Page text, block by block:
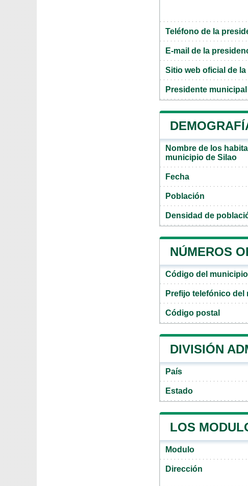
Teléfono de la
E-mail de la
Sitio web oficial de
Presidente
Nombre de los
municipio de Silao
Fecha
Población
Densidad de
NÚMEROS
Código del
Prefijo telefónico
Código postal
DIVISIÓN
País
Estado
LOS
Modulo
Dirección